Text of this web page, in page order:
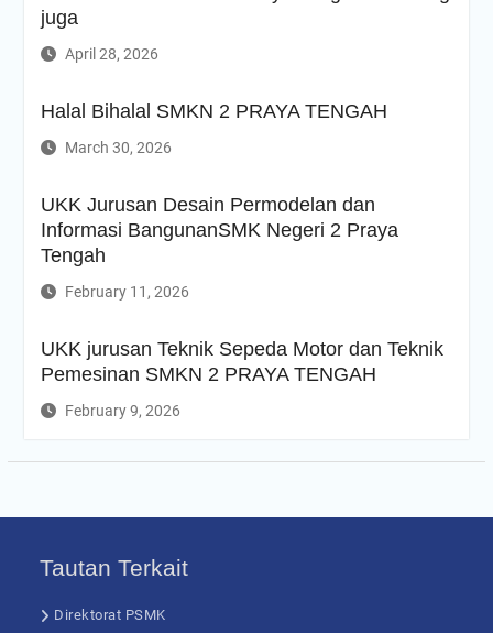
juga
April 28, 2026
Halal Bihalal SMKN 2 PRAYA TENGAH
March 30, 2026
UKK Jurusan Desain Permodelan dan
Informasi BangunanSMK Negeri 2 Praya
Tengah
February 11, 2026
UKK jurusan Teknik Sepeda Motor dan Teknik
Pemesinan SMKN 2 PRAYA TENGAH
February 9, 2026
Tautan Terkait
Direktorat PSMK